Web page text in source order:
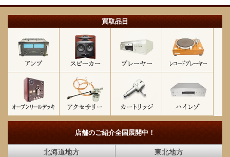
買取品目
店舗のご紹介全国展開中！
北海道地方
東北地方